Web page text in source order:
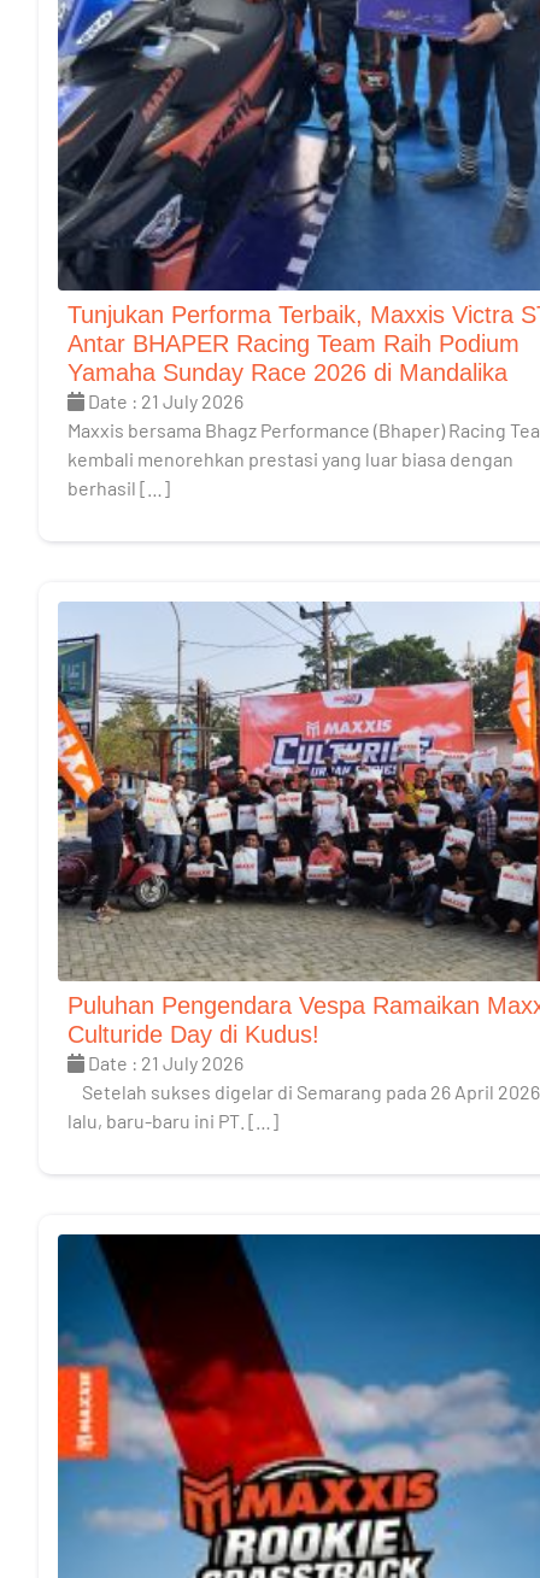
Tunjukan Performa Terbaik, Maxxis Victra
Antar BHAPER Racing Team Raih Podium
Yamaha Sunday Race 2026 di Mandalika
Date : 21 July 2026
Maxxis bersama Bhagz Performance (Bhaper) Racing
kembali menorehkan prestasi yang luar biasa dengan
berhasil […]
Puluhan Pengendara Vespa Ramaikan
Culturide Day di Kudus!
Date : 21 July 2026
Setelah sukses digelar di Semarang pada 26 April 2026
lalu, baru-baru ini PT. […]